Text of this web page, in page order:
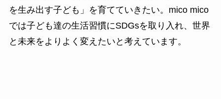
を生み出す子ども」を育てていきたい。mico mico
では子ども達の生活習慣にSDGsを取り入れ、世界
と未来をよりよく変えたいと考えています。